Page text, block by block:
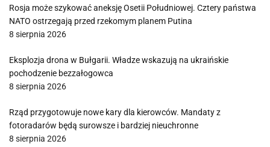
Rosja może szykować aneksję Osetii Południowej. Cztery państwa
NATO ostrzegają przed rzekomym planem Putina
8 sierpnia 2026
Eksplozja drona w Bułgarii. Władze wskazują na ukraińskie
pochodzenie bezzałogowca
8 sierpnia 2026
Rząd przygotowuje nowe kary dla kierowców. Mandaty z
fotoradarów będą surowsze i bardziej nieuchronne
8 sierpnia 2026